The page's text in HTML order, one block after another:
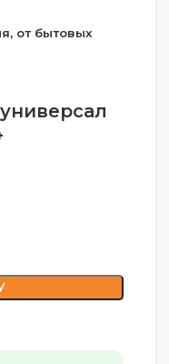
от бытовых